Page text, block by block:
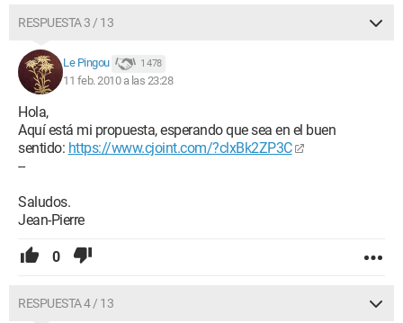
RESPUESTA 3 / 13
Le Pingou 1 478
11 feb. 2010 a las 23:28
Hola,
Aquí está mi propuesta, esperando que sea en el buen
sentido: https://www.cjoint.com/?clxBk2ZP3C
--
Saludos.
Jean-Pierre
0
RESPUESTA 4 / 13